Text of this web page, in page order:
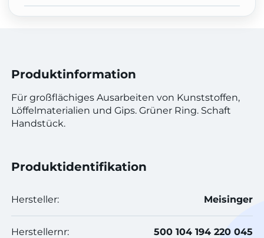
Produktinformation
Für großflächiges Ausarbeiten von Kunststoffen,
Löffelmaterialien und Gips. Grüner Ring. Schaft
Handstück.
Produktidentifikation
Hersteller: Meisinger
Herstellernr: 500 104 194 220 045